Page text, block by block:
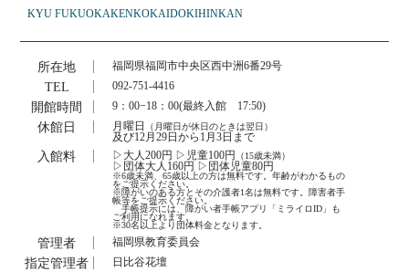
KYU FUKUOKAKENKOKAIDOKIHINKAN
所在地 福岡県福岡市中央区西中洲6番29号
TEL 092-751-4416
開館時間 9：00−18：00(最終入館 17:50)
休館日 月曜日 （月曜日が休日のときは翌日）
及び12月29日から1月3日まで
入館料 ▷大人200円 ▷児童100円 （15歳未満）
▷団体大人160円 ▷団体児童80円
※6歳未満、65歳以上の方は無料です。年齢がわかるもの
をご提示ください。
※障がいのある方とその介護者1名は無料です。障害者手
帳等をご提示ください。
手帳提示には、障がい者手帳アプリ「ミライロID」も
ご利用になれます。
※30名以上より団体料金となります。
管理者 福岡県教育委員会
指定管理者 日比谷花壇